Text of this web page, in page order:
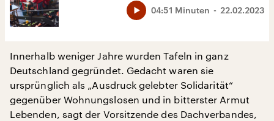
22.02.2023
04:51 Minuten
Innerhalb weniger Jahre wurden Tafeln in ganz
Deutschland gegründet. Gedacht waren sie
ursprünglich als „Ausdruck gelebter Solidarität“
gegenüber Wohnungslosen und in bitterster Armut
Lebenden, sagt der Vorsitzende des Dachverbandes,